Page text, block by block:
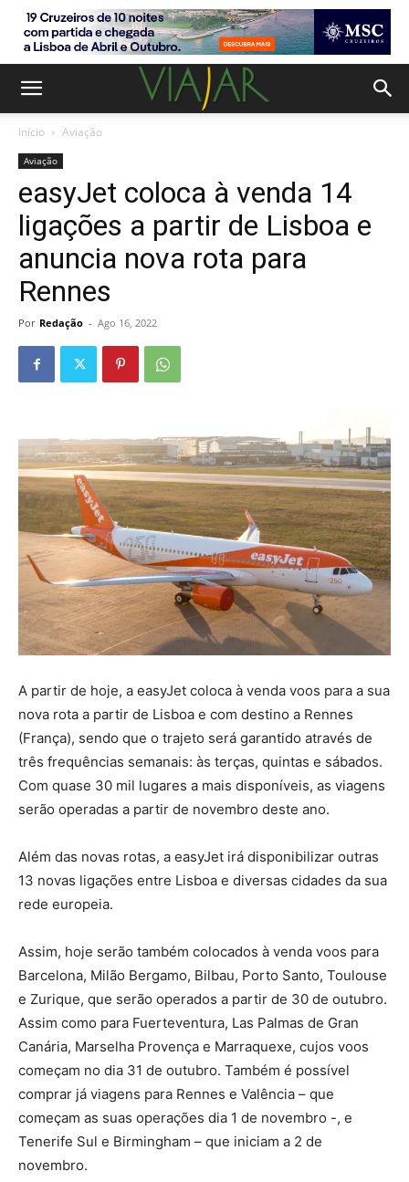
Início Aviação
Aviação
easyJet coloca à venda 14
ligações a partir de Lisboa e
anuncia nova rota para
Rennes
Por Redação - Ago 16, 2022
A partir de hoje, a easyJet coloca à venda voos para a sua
nova rota a partir de Lisboa e com destino a Rennes
(França), sendo que o trajeto será garantido através de
três frequências semanais: às terças, quintas e sábados.
Com quase 30 mil lugares a mais disponíveis, as viagens
serão operadas a partir de novembro deste ano.
Além das novas rotas, a easyJet irá disponibilizar outras
13 novas ligações entre Lisboa e diversas cidades da sua
rede europeia.
Assim, hoje serão também colocados à venda voos para
Barcelona, Milão Bergamo, Bilbau, Porto Santo, Toulouse
e Zurique, que serão operados a partir de 30 de outubro.
Assim como para Fuerteventura, Las Palmas de Gran
Canária, Marselha Provença e Marraquexe, cujos voos
começam no dia 31 de outubro. Também é possível
comprar já viagens para Rennes e Valência – que
começam as suas operações dia 1 de novembro -, e
Tenerife Sul e Birmingham – que iniciam a 2 de
novembro.